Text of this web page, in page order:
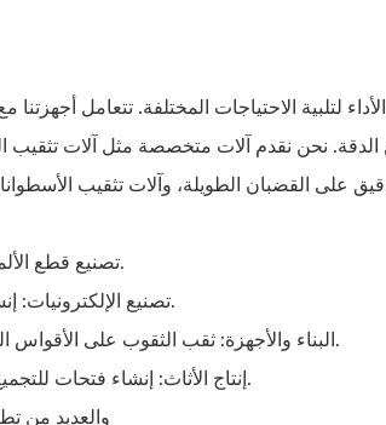
على القضبان الطويلة، وآلات تثقيب
تصنيع قطع الألمنيوم: عمل ثقوب على مكونات الألمنيوم والأجزاء الأخرى.
تصنيع الإلكترونيات: إنشاء ثقوب دقيقة في العبوات المعدنية للأجهزة الإلكترونية.
البناء والأجهزة: ثقب الثقوب على الأقواس المعدنية للحائط الساتر، والمثبتات، ومكونات البناء الأخرى.
إنتاج الأثاث: إنشاء فتحات للتجميع والأداء الوظيفي على الأقواس المعدنية ومكونات الأثاث.
والعديد من